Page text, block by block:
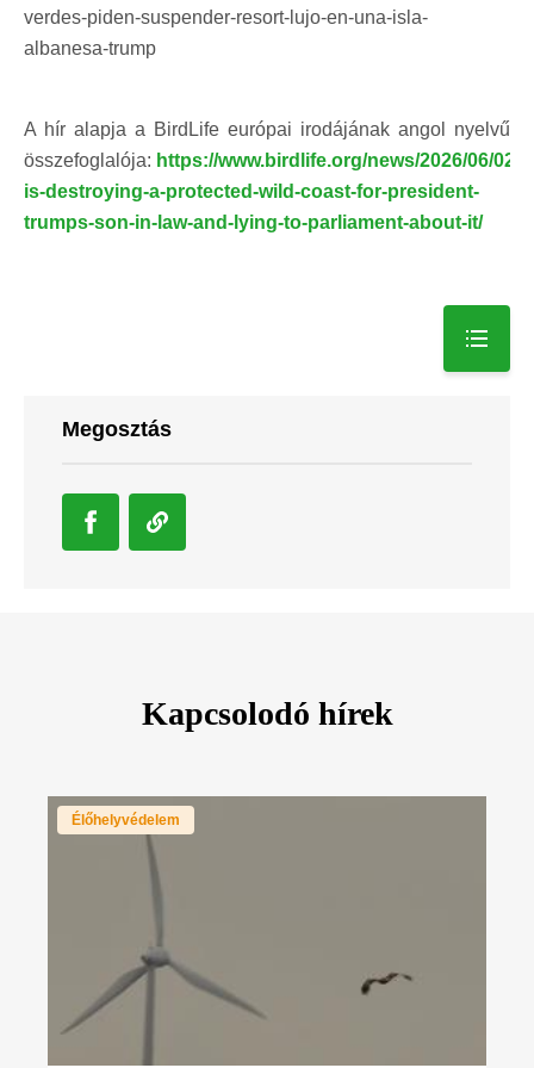
verdes-piden-suspender-resort-lujo-en-una-isla-
albanesa-trump
A hír alapja a BirdLife európai irodájának angol nyelvű
összefoglalója: https://www.birdlife.org/news/2026/06/02/
is-destroying-a-protected-wild-coast-for-president-
trumps-son-in-law-and-lying-to-parliament-about-it/
Megosztás
Kapcsolodó hírek
Élőhelyvédelem